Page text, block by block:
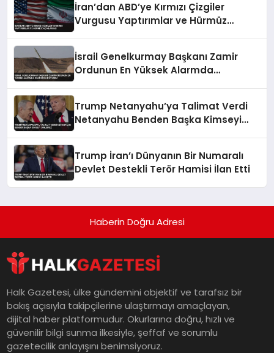
İran’dan ABD’ye Kırmızı Çizgiler
Vurgusu Yaptırımlar ve Hürmüz
İsrail Genelkurmay Başkanı Zamir
Ordunun En Yüksek Alarmda
Trump Netanyahu’ya Talimat Verdi
Netanyahu Benden Başka Kimseyi
Trump İran’ı Dünyanın Bir Numaralı
Devlet Destekli Terör Hamisi İlan Etti
Haberin Doğru Adresi
Halk Gazetesi, ülke gündemini objektif ve tarafsız bir
bakış açısıyla takipçilerine ulaştırmayı amaçlayan,
dijital haber platformudur. Okurlarına doğru, hızlı ve
güvenilir bilgi sunma ilkesiyle, şeffaf ve sorumlu
gazetecilik anlayışını benimsiyoruz.